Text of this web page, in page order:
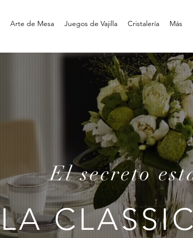
Arte de Mesa Juegos de Vajilla Cristalería Más
El secreto
LA